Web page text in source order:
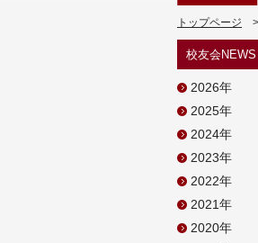
トップページ
校友会NEWS
2026年
2025年
2024年
2023年
2022年
2021年
2020年